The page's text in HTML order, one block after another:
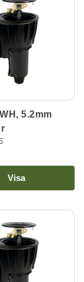
5.2mm
Visa